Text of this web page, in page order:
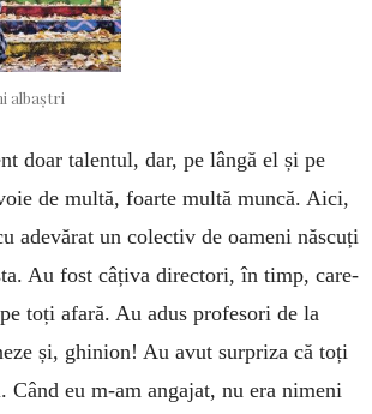
albaștri
doar talentul, dar, pe lângă el și pe
de multă, foarte multă muncă. Aici,
adevărat un colectiv de oameni născuți
Au fost câțiva directori, în timp, care-
toți afară. Au adus profesori de la
și, ghinion! Au avut surpriza că toți
Când eu m-am angajat, nu era nimeni